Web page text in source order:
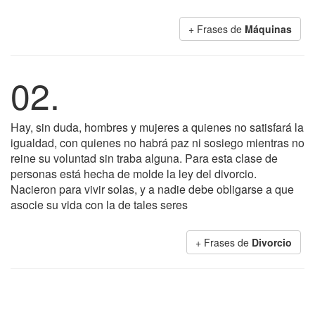
+ Frases de Máquinas
02.
Hay, sin duda, hombres y mujeres a quienes no satisfará la
igualdad, con quienes no habrá paz ni sosiego mientras no
reine su voluntad sin traba alguna. Para esta clase de
personas está hecha de molde la ley del divorcio.
Nacieron para vivir solas, y a nadie debe obligarse a que
asocie su vida con la de tales seres
+ Frases de Divorcio